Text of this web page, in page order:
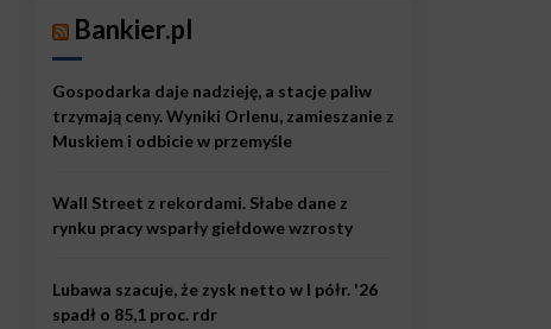
Bankier.pl
Gospodarka daje nadzieję, a stacje paliw
trzymają ceny. Wyniki Orlenu, zamieszanie z
Muskiem i odbicie w przemyśle
Wall Street z rekordami. Słabe dane z
rynku pracy wsparły giełdowe wzrosty
Lubawa szacuje, że zysk netto w I półr. '26
spadł o 85,1 proc. rdr